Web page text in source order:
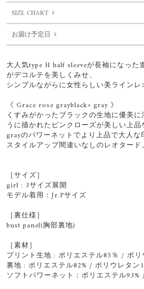
SIZE CHART
お届け予定日
大人気type H half sleeveが長袖になった
がデコルテを美しくみせ、
シンプルながらに女性らしい美ラインレ
《 Grace rose grayblack× gray 》
くすみがかったブラックの生地に優美
うに描かれたピンクローズが美しい上品
grayのパワーネットでより上品で大人な
スタイルアップ間違いなしのレオタード。
［サイズ］
girl : 3サイズ展開
モデル着用：Jr.Pサイズ
［裏仕様］
bust panel(胸部裏地)
［素材］
プリント生地 : ポリエステル85％ / ポリ
裏地 : ポリエステル82% / ポリウレタン
ソフトパワーネット：ポリエステル93%